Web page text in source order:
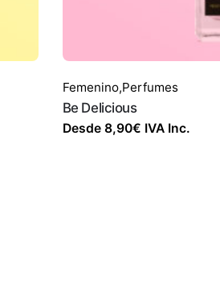
Femenino,Perfumes
Be Delicious
Desde 8,90€ IVA Inc.